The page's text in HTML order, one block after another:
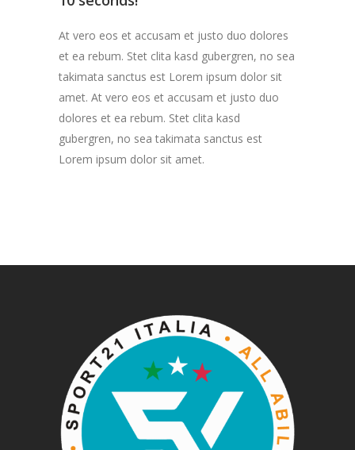
At vero eos et accusam et justo duo dolores
et ea rebum. Stet clita kasd gubergren, no sea
takimata sanctus est Lorem ipsum dolor sit
amet. At vero eos et accusam et justo duo
dolores et ea rebum. Stet clita kasd
gubergren, no sea takimata sanctus est
Lorem ipsum dolor sit amet.